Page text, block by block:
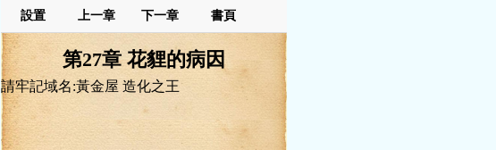
設置 上一章 下一章 書頁
第27章 花貍的病因
請牢記域名:黃金屋 造化之王